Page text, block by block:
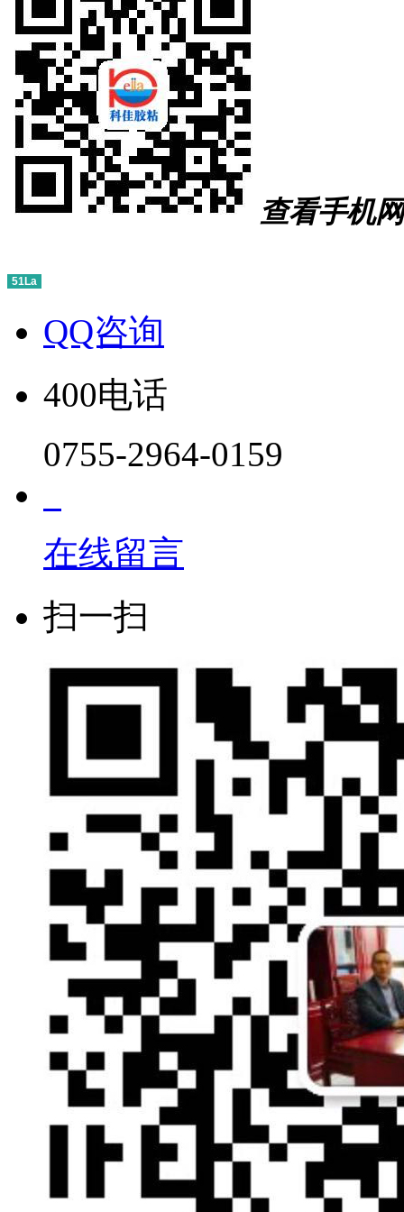
查看手机
51La
QQ咨询
400电话
0755-2964-0159
在线留言
扫一扫